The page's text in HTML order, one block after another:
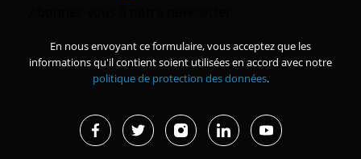
En nous envoyant ce formulaire, vous acceptez que les
informations qu'il contient soient utilisées en accord avec notre
politique de protection des données.